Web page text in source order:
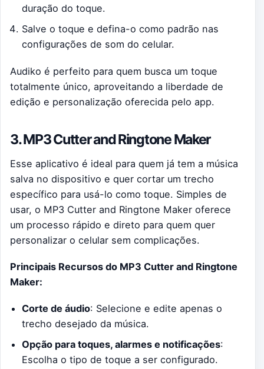
duração do toque.
Salve o toque e defina-o como padrão nas
configurações de som do celular.
Audiko é perfeito para quem busca um toque
totalmente único, aproveitando a liberdade de
edição e personalização oferecida pelo app.
3. MP3 Cutter and Ringtone Maker
Esse aplicativo é ideal para quem já tem a música
salva no dispositivo e quer cortar um trecho
específico para usá-lo como toque. Simples de
usar, o MP3 Cutter and Ringtone Maker oferece
um processo rápido e direto para quem quer
personalizar o celular sem complicações.
Principais Recursos do MP3 Cutter and Ringtone
Maker:
Corte de áudio: Selecione e edite apenas o
trecho desejado da música.
Opção para toques, alarmes e notificações:
Escolha o tipo de toque a ser configurado.